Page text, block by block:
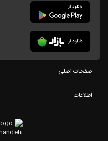
صفحات اصلی
اطلاعات